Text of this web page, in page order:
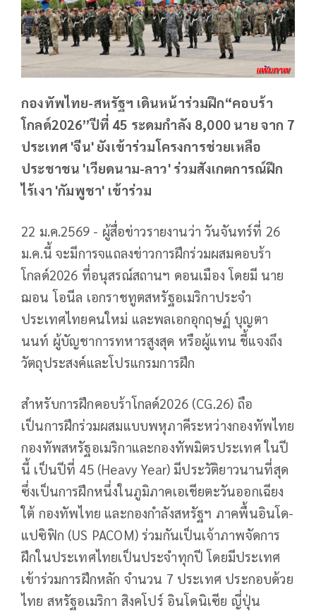
กองทัพไทย-สหรัฐฯ เดินหน้าร่วมฝึก“คอบร้า
โกลด์2026”ปีที่ 45 ระดมกำลัง 8,000 นาย จาก 7
ประเทศ 'จีน' ยังเข้าร่วมโครงการช่วยเหลือ
ประชาชน 'เวียดนาม-ลาว' ร่วมสังเกตการณ์ฝึก
ไร้เงา 'กัมพูชา' เข้าร่วม
22 ม.ค.2569 - ผู้สื่อข่าวรายงานว่า วันจันทร์ที่ 26
ม.ค.นี้ จะมีการจแถลงข่าวการฝึกร่วมผสมคอบร้า
โกลด์2026 ที่อนุสรณ์สถานฯ ดอนเมือง โดยมี นาย
ฌอน โอนีล เอกราชทูตสหรัฐอเมริกาประจำ
ประเทศไทยคนใหม่ และพลเอกอุกฤษฏ์ บุญตา
นนท์ ผู้บัญชาการทหารสูงสุด หรือผู้แทน ชี้แจงถึง
วัตถุประสงค์และโปรแกรมการฝึก
สำหรับการฝึกคอบร้าโกลด์2026 (CG.26) ถือ
เป็นการฝึกร่วมผสมแบบพหุภาคีระหว่างกองทัพไทย
กองทัพสหรัฐอเมริกาและกองทัพมิตรประเทศ ในปี
นี้ เป็นปีที่ 45 (Heavy Year) มีประวัติยาวนานที่สุด
ซึ่งเป็นการฝึกหนึ่งในภูมิภาคเอเชียตะวันออกเฉียง
ใต้ กองทัพไทย และกองกำลังสหรัฐฯ ภาคพื้นอินโด-
แปซิฟิก (US PACOM) ร่วมกันเป็นเจ้าภาพจัดการ
ฝึกในประเทศไทยเป็นประจำทุกปี โดยมีประเทศ
เข้าร่วมการฝึกหลัก จำนวน 7 ประเทศ ประกอบด้วย
ไทย สหรัฐอเมริกา สิงคโปร์ อินโดนิเซีย ญี่ปุ่น